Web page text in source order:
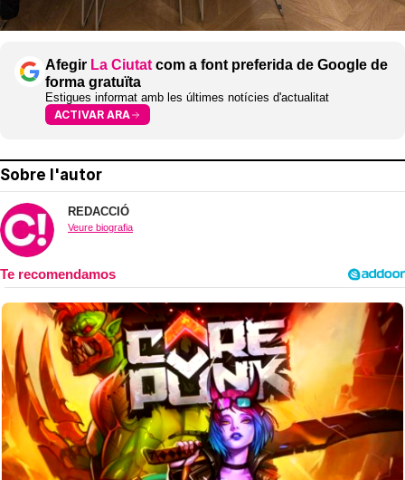
Afegir La Ciutat com a font preferida de Google de
forma gratuïta
Estigues informat amb les últimes notícies d'actualitat
ACTIVAR ARA
Sobre l'autor
REDACCIÓ
Veure biografia